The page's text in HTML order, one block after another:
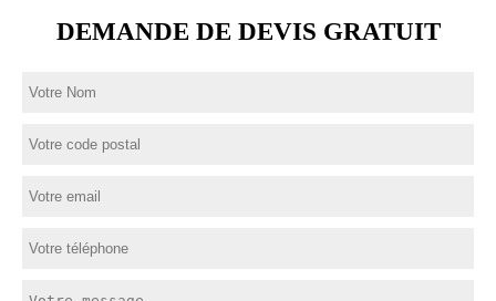
DEMANDE DE DEVIS GRATUIT